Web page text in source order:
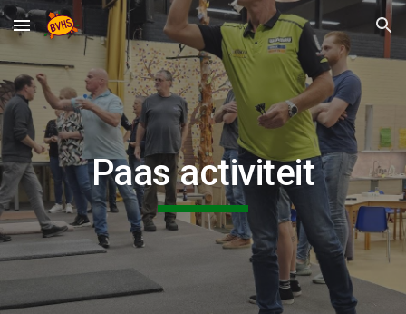
Skip to main content Skip to navigation
Paas activiteit